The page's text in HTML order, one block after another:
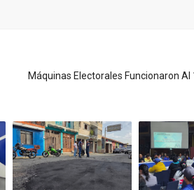
Máquinas Electorales Funcionaron Al